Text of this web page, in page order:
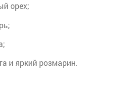
орех;
и яркий розмарин.